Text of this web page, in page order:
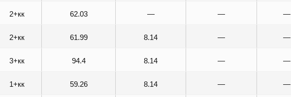
2+кк 62.03 — — —
2+кк 61.99 8.14 — —
3+кк 94.4 8.14 — —
1+кк 59.26 8.14 — —